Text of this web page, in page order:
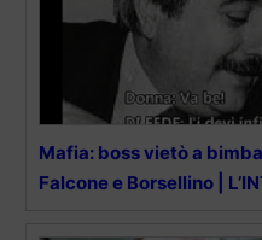
Mafia: boss vietò a
Falcone e Borsellino |